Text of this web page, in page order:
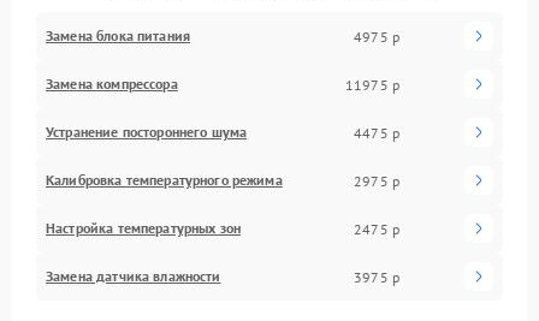
Замена блока питания 4975 р
Замена компрессора 11975 р
Устранение постороннего шума 4475 р
Калибровка температурного режима 2975 р
Настройка температурных зон 2475 р
Замена датчика влажности 3975 р